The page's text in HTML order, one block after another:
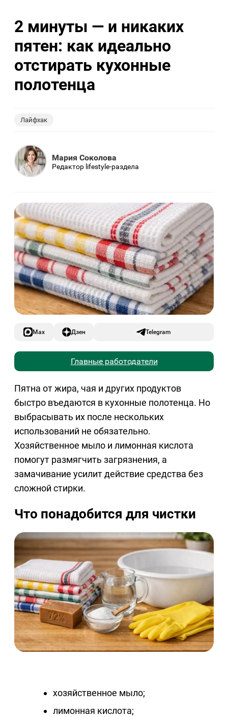
2 минуты — и никаких
пятен: как идеально
отстирать кухонные
полотенца
Лайфхак
Мария Соколова
Редактор lifestyle-раздела
Max Дзен Telegram
Главные работодатели
Пятна от жира, чая и других продуктов
быстро въедаются в кухонные полотенца. Но
выбрасывать их после нескольких
использований не обязательно.
Хозяйственное мыло и лимонная кислота
помогут размягчить загрязнения, а
замачивание усилит действие средства без
сложной стирки.
Что понадобится для чистки
хозяйственное мыло;
лимонная кислота;